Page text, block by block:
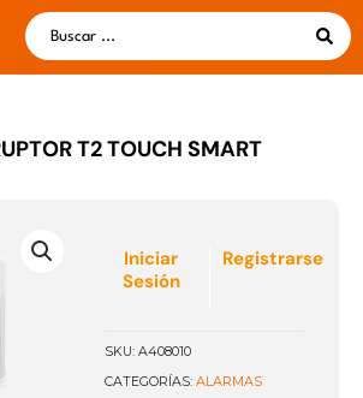
Search
...
T2 TOUCH SMART
Iniciar
Sesión
Registrarse
SKU:A408010
CATEGORÍAS: ALARMAS